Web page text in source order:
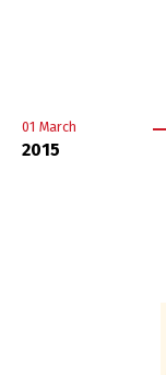
01 March
2015